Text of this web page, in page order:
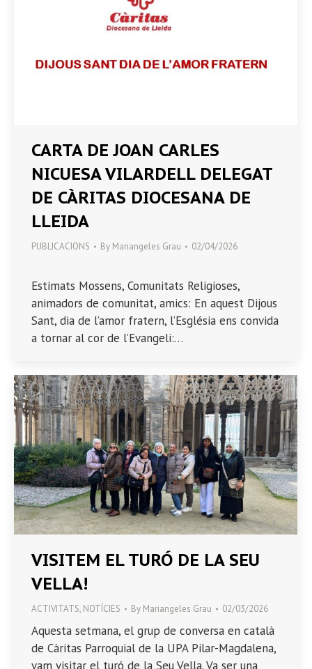
CARTA DE JOAN CARLES
NICUESA VILARDELL DELEGAT
DE CÀRITAS DIOCESANA DE
LLEIDA
PUBLICACIONS By Mariangeles Grau 02/04/2026
Estimats Mossens, Comunitats Religioses,
animadors de comunitat, amics: En aquest Dijous
Sant, dia de l’amor fratern, l’Església ens convida
a tornar al cor de l’Evangeli:…
VISITEM EL TURÓ DE LA SEU
VELLA!
ACTIVITATS, NOTÍCIES By Mariangeles Grau 02/03/2026
Aquesta setmana, el grup de conversa en català
de Càritas Parroquial de la UPA Pilar-Magdalena,
vam visitar el turó de la Seu Vella. Va ser una